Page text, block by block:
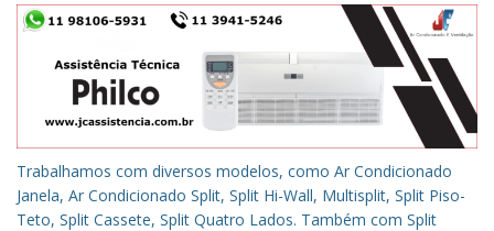
Trabalhamos com diversos modelos, como Ar Condicionado
Janela, Ar Condicionado Split, Split Hi-Wall, Multisplit, Split Piso-
Teto, Split Cassete, Split Quatro Lados. Também com Split